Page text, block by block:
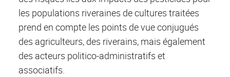
les populations riveraines de cultures traitées
prend en compte les points de vue conjugués
des agriculteurs, des riverains, mais également
des acteurs politico-administratifs et
associatifs.